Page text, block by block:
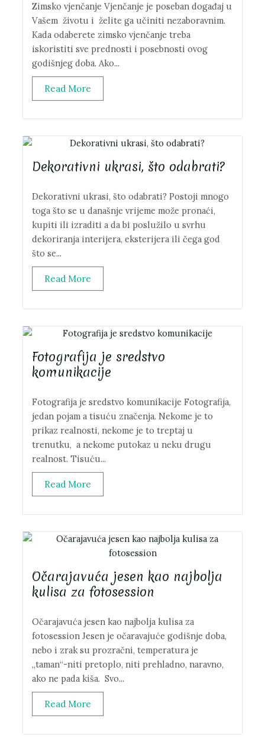
Zimsko vjenčanje Vjenčanje je poseban događaj u
Vašem životu i želite ga učiniti nezaboravnim.
Kada odaberete zimsko vjenčanje treba
iskoristiti sve prednosti i posebnosti ovog
godišnjeg doba. Ako...
Read More
Dekorativni ukrasi, što odabrati?
Dekorativni ukrasi, što odabrati? Postoji mnogo
toga što se u današnje vrijeme može pronaći,
kupiti ili izraditi a da bi poslužilo u svrhu
dekoriranja interijera, eksterijera ili čega god
što se...
Read More
Fotografija je sredstvo
komunikacije
Fotografija je sredstvo komunikacije Fotografija,
jedan pojam a tisuću značenja. Nekome je to
prikaz realnosti, nekome je to treptaj u
trenutku, a nekome putokaz u neku drugu
realnost. Tisuću...
Read More
Očarajavuća jesen kao najbolja
kulisa za fotosession
Očarajavuća jesen kao najbolja kulisa za
fotosession Jesen je očaravajuće godišnje doba,
nebo i zrak su prozračni, temperatura je
„taman“-niti pretoplo, niti prehladno, naravno,
ako ne pada kiša. Svo...
Read More